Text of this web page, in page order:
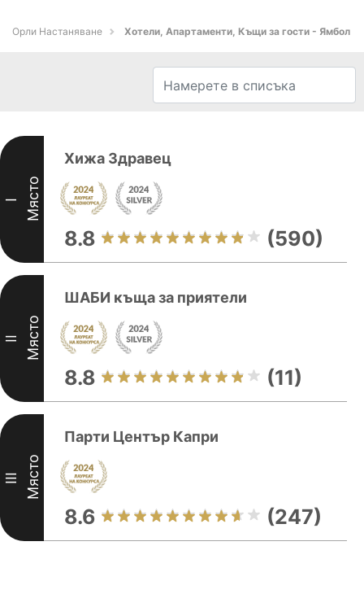
Орли Настаняване Хотели, Апартаменти, Къщи за гости - Ямбол
I Място
Хижа Здравец
8.8 (590)
II Място
ШАБИ къща за приятели
8.8 (11)
III Място
Парти Център Капри
8.6 (247)